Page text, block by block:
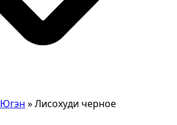
Югэн »Лисохуди черное